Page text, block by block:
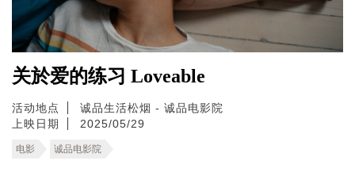
关於爱的练习 Loveable
活动地点
诚品生活松烟 - 诚品电影院
上映日期
2025/05/29
电影 诚品电影院